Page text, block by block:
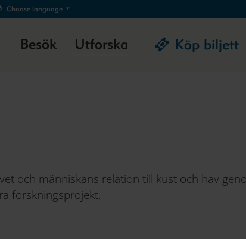
Choose language
Besök Utforska Köp biljett
och människans relation till kust och hav
forskningsprojekt.